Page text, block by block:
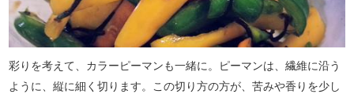
彩りを考えて、カラーピーマンも一緒に。ピーマンは、繊維に沿う
ように、縦に細く切ります。この切り方の方が、苦みや香りを少し